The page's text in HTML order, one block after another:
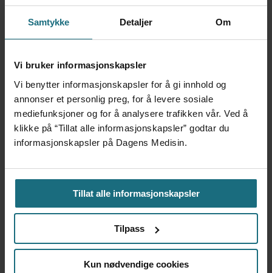
Samtykke Detaljer Om
Vi bruker informasjonskapsler
Vi benytter informasjonskapsler for å gi innhold og
annonser et personlig preg, for å levere sosiale
mediefunksjoner og for å analysere trafikken vår. Ved å
klikke på “Tillat alle informasjonskapsler” godtar du
informasjonskapsler på Dagens Medisin.
Tillat alle informasjonskapsler
Tilpass
Kun nødvendige cookies
Foretaksreformen må vurderes
i pasientenes perspektiv
Kvalitet er ikke motstykket til
økonomi